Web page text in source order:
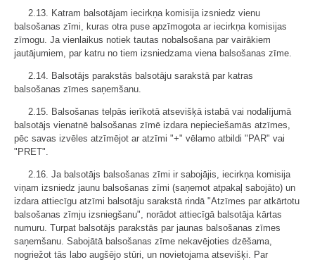
2.13. Katram balsotājam iecirkņa komisija izsniedz vienu
balsošanas zīmi, kuras otra puse apzīmogota ar iecirkņa komisijas
zīmogu. Ja vienlaikus notiek tautas nobalsošana par vairākiem
jautājumiem, par katru no tiem izsniedzama viena balsošanas zīme.
2.14. Balsotājs parakstās balsotāju sarakstā par katras
balsošanas zīmes saņemšanu.
2.15. Balsošanas telpās ierīkotā atsevišķā istabā vai nodalījumā
balsotājs vienatnē balsošanas zīmē izdara nepieciešamās atzīmes,
pēc savas izvēles atzīmējot ar atzīmi "+" vēlamo atbildi "PAR" vai
"PRET".
2.16. Ja balsotājs balsošanas zīmi ir sabojājis, iecirkņa komisija
viņam izsniedz jaunu balsošanas zīmi (saņemot atpakaļ sabojāto) un
izdara attiecīgu atzīmi balsotāju sarakstā rindā "Atzīmes par atkārtotu
balsošanas zīmju izsniegšanu", norādot attiecīgā balsotāja kārtas
numuru. Turpat balsotājs parakstās par jaunas balsošanas zīmes
saņemšanu. Sabojātā balsošanas zīme nekavējoties dzēšama,
nogriežot tās labo augšējo stūri, un novietojama atsevišķi. Par